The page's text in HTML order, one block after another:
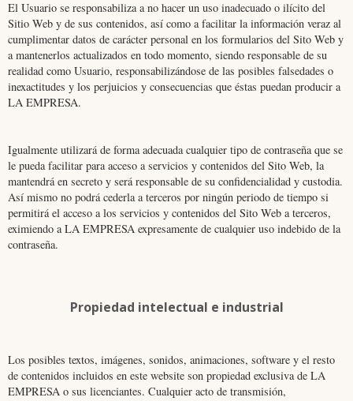
El Usuario se responsabiliza a no hacer un uso inadecuado o ilícito del
Sitio Web y de sus contenidos, así como a facilitar la información veraz al
cumplimentar datos de carácter personal en los formularios del Sito Web y
a mantenerlos actualizados en todo momento, siendo responsable de su
realidad como Usuario, responsabilizándose de las posibles falsedades o
inexactitudes y los perjuicios y consecuencias que éstas puedan producir a
LA EMPRESA.
Igualmente utilizará de forma adecuada cualquier tipo de contraseña que se
le pueda facilitar para acceso a servicios y contenidos del Sito Web, la
mantendrá en secreto y será responsable de su confidencialidad y custodia.
Así mismo no podrá cederla a terceros por ningún periodo de tiempo si
permitirá el acceso a los servicios y contenidos del Sito Web a terceros,
eximiendo a LA EMPRESA expresamente de cualquier uso indebido de la
contraseña.
Propiedad intelectual e industrial
Los posibles textos, imágenes, sonidos, animaciones, software y el resto
de contenidos incluidos en este website son propiedad exclusiva de LA
EMPRESA o sus licenciantes. Cualquier acto de transmisión,